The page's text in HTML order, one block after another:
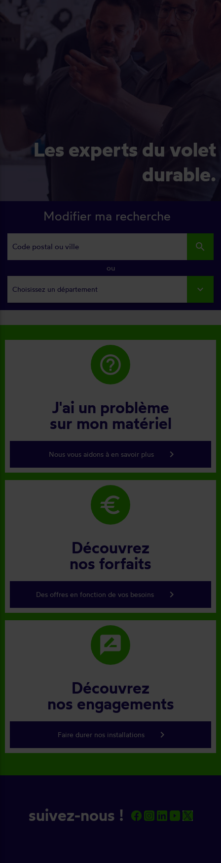
Les experts du volet
durable.
Modifier ma recherche
search
ou
Choisissez un département
help_outline
J'ai un problème
sur mon matériel
Nous vous aidons à en savoir plus keyboard_arrow_right
euro
Découvrez
nos forfaits
Des offres en fonction de vos besoins keyboard_arrow_right
rate_review
Découvrez
nos engagements
Faire durer nos installations keyboard_arrow_right
suivez-nous !